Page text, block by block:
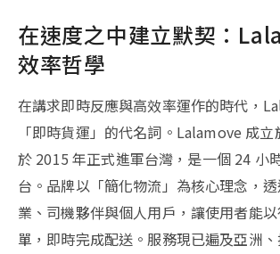
在速度之中建立默契：
效率哲學
在講求即時反應與高效率運作的時代，
「即時貨運」的代名詞。Lalamove 成
於 2015 年正式進軍台灣，是一個 24 小
台。品牌以「簡化物流」為核心理念，
業、司機夥伴與個人用戶，讓使用者能
單，即時完成配送。服務現已遍及亞洲